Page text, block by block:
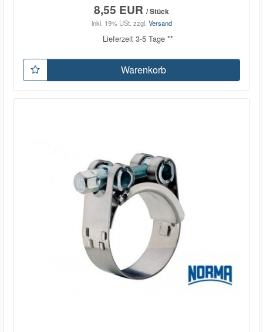
8,55 EUR / Stück
inkl. 19% USt. zzgl. Versand
Lieferzeit 3-5 Tage **
Warenkorb